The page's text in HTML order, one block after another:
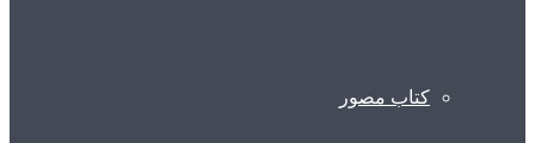
کتاب مصور